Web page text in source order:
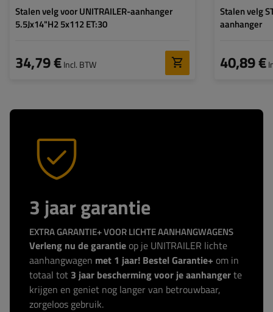
Stalen velg voor UNITRAILER-aanhanger
5.5Jx14"H2 5x112 ET:30
34,79 €Incl. BTW
Stalen velg
aanhanger
40,89 €
3 jaar garantie
EXTRA GARANTIE+ VOOR LICHTE AANHANGWAGENS
Verleng nu de garantie op je UNITRAILER lichte
aanhangwagen met 1 jaar! Bestel Garantie+ om in
totaal tot 3 jaar bescherming voor je aanhangerte
krijgen en geniet nog langer van betrouwbaar,
zorgeloos gebruik.